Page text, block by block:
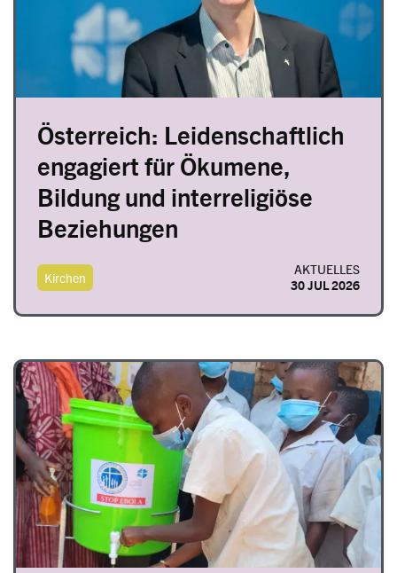
Österreich: Leidenschaftlich
engagiert für Ökumene,
Bildung und interreligiöse
Beziehungen
Kirchen
AKTUELLES
30 JUL 2026
Image